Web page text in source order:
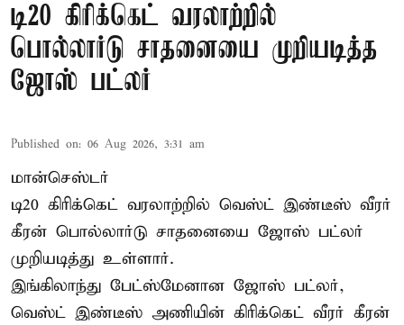
டி20 கிரிக்கெட் வரலாற்றில்
பொல்லார்டு சாதனையை முறியடித்த
ஜோஸ் பட்லர்
Published on: 06 Aug 2026, 3:31 am
மான்செஸ்டர்
டி20 கிரிக்கெட் வரலாற்றில் வெஸ்ட் இண்டீஸ் வீரர்
கீரன் பொல்லார்டு சாதனையை ஜோஸ் பட்லர்
முறியடித்து உள்ளார்.
இங்கிலாந்து பேட்ஸ்மேனான ஜோஸ் பட்லர்,
வெஸ்ட் இண்டீஸ் அணியின் கிரிக்கெட் வீரர் கீரன்